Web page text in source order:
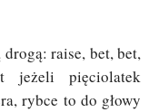
raise, bet, bet,
pięciolatek
rybce to do głowy